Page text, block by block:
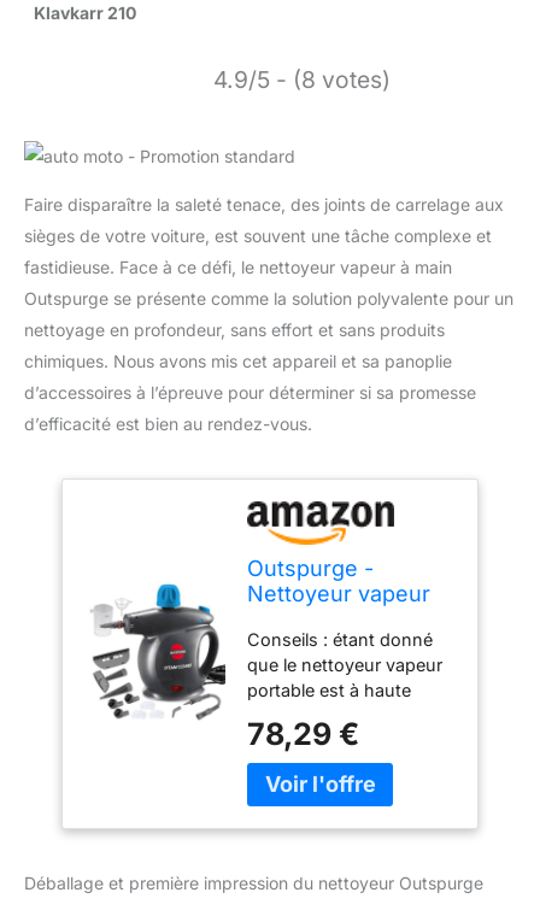
Klavkarr 210
4.9/5 - (8 votes)
Faire disparaître la saleté tenace, des joints de carrelage aux
sièges de votre voiture, est souvent une tâche complexe et
fastidieuse. Face à ce défi, le nettoyeur vapeur à main
Outspurge se présente comme la solution polyvalente pour un
nettoyage en profondeur, sans effort et sans produits
chimiques. Nous avons mis cet appareil et sa panoplie
d’accessoires à l’épreuve pour déterminer si sa promesse
d’efficacité est bien au rendez-vous.
Outspurge -
Nettoyeur vapeur
accessoires, verrou
de sécurité, cuiseur
vapeur pour
nettoyer les sols,
les tissus
d'ameublement, les
joints, les fenêtres,
Conseils : étant donné
que le nettoyeur vapeur
portable est à haute
pression, veuillez lire
attentivement le manuel
du produit avant
remplir. Grande capacité
78,29 €
Déballage et première impression du nettoyeur Outspurge